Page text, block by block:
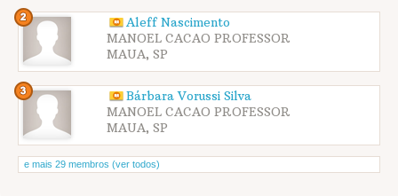
Aleff Nascimento
MANOEL CACAO PROFESSOR
MAUA, SP
Bárbara Vorussi Silva
MANOEL CACAO PROFESSOR
MAUA, SP
e mais 29 membros (ver todos)